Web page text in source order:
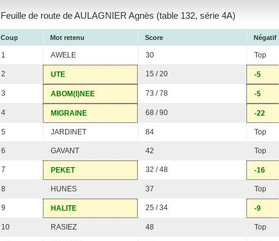
Feuille de route de AULAGNIER Agnès (table 132, série 4A)
Coup Mot retenu Score Négatif
1 AWELE 30 Top
2 UTE 15 / 20 -5
3 ABOM(I)NEE 73 / 78 -5
4 MIGRAINE 68 / 90 -22
5 JARDINET 84 Top
6 GAVANT 42 Top
7 PEKET 32 / 48 -16
8 HUNES 37 Top
9 HALITE 25 / 34 -9
10 RASIEZ 48 Top